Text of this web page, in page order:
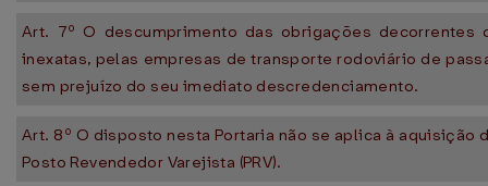
Art. 7º O descumprimento das obrigações
inexatas, pelas empresas de transporte rodoviário de
sem prejuízo do seu imediato descredenciamento.
Art. 8º O disposto nesta Portaria não se aplica à aquisição
Posto Revendedor Varejista (PRV).